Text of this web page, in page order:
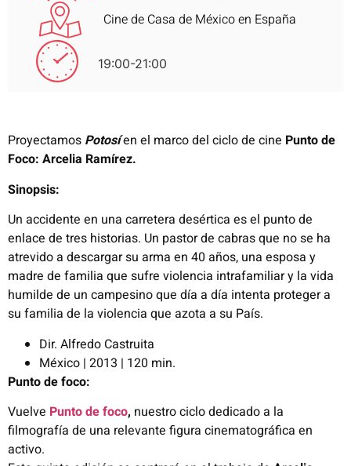
Cine de Casa de México en España
19:00-21:00
Proyectamos Potosíen el marco del ciclo de cine Punto de
Foco: Arcelia Ramírez.
Sinopsis:
Un accidente en una carretera desértica es el punto de
enlace de tres historias. Un pastor de cabras que no se ha
atrevido a descargar su arma en 40 años, una esposa y
madre de familia que sufre violencia intrafamiliar y la vida
humilde de un campesino que día a día intenta proteger a
su familia de la violencia que azota a su País.
Dir. Alfredo Castruita
México | 2013 | 120 min.
Punto de foco:
Vuelve Punto de foco, nuestro ciclo dedicado a la
filmografía de una relevante figura cinematográfica en
activo.